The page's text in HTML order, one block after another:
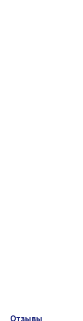
Отзывы